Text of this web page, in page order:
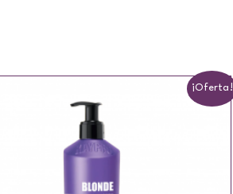
¡Oferta!